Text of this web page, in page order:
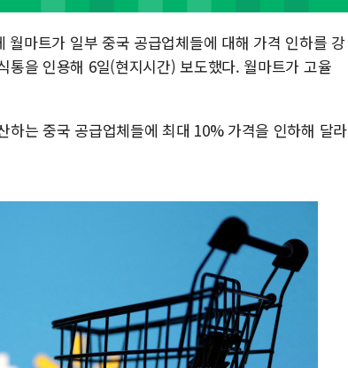
마트가 일부 중국 공급업체들에 대해 가격 인하를 강
을 인용해 6일(현지시간) 보도했다. 월마트가 고율
는 중국 공급업체들에 최대 10% 가격을 인하해 달라